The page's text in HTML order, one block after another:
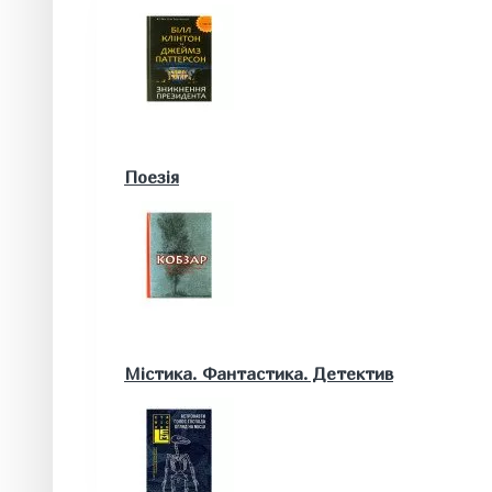
Математика. Природничі та інші науки
Біологія
Географія. Геологія
Поезія
Містика. Фантастика. Детектив